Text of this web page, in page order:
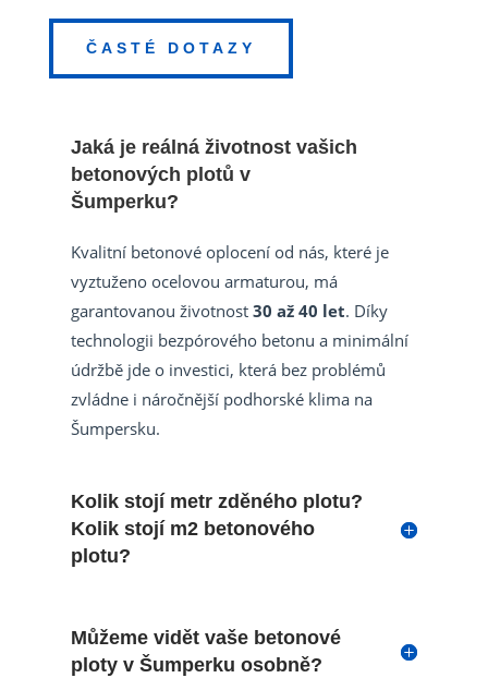
ČASTÉ DOTAZY
Jaká je reálná životnost vašich
betonových plotů v
Šumperku?
Kvalitní betonové oplocení od nás, které je
vyztuženo ocelovou armaturou, má
garantovanou životnost 30 až 40 let. Díky
technologii bezpórového betonu a minimální
údržbě jde o investici, která bez problémů
zvládne i náročnější podhorské klima na
Šumpersku.
Kolik stojí metr zděného plotu?
Kolik stojí m2 betonového
plotu?
Můžeme vidět vaše betonové
ploty v Šumperku osobně?